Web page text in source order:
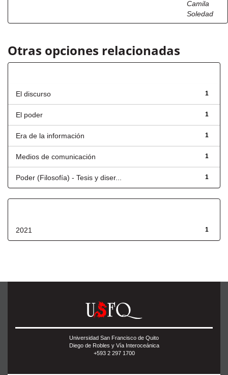
Camila
Soledad
Otras opciones relacionadas
1
El discurso
1
El poder
1
Era de la información
1
Medios de comunicación
1
Poder (Filosofía) - Tesis y diser...
1
2021
Universidad San Francisco de Quito
Diego de Robles y Vía Interoceánica
+593 2 297 1700